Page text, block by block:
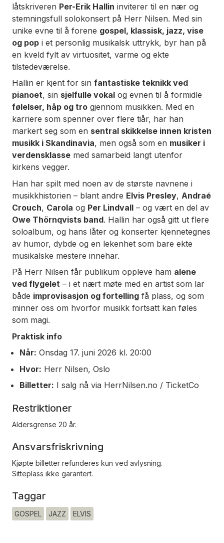
låtskriveren Per-Erik Hallin inviterer til en nær og
stemningsfull solokonsert på Herr Nilsen. Med sin
unike evne til å forene gospel, klassisk, jazz, vise
og pop i et personlig musikalsk uttrykk, byr han på
en kveld fylt av virtuositet, varme og ekte
tilstedeværelse.
Hallin er kjent for sin fantastiske teknikk ved
pianoet, sin sjelfulle vokal og evnen til å formidle
følelser, håp og tro gjennom musikken. Med en
karriere som spenner over flere tiår, har han
markert seg som en sentral skikkelse innen kristen
musikk i Skandinavia, men også som en musiker i
verdensklasse med samarbeid langt utenfor
kirkens vegger.
Han har spilt med noen av de største navnene i
musikkhistorien – blant andre Elvis Presley, Andraé
Crouch, Carola og Per Lindvall – og vært en del av
Owe Thörnqvists band. Hallin har også gitt ut flere
soloalbum, og hans låter og konserter kjennetegnes
av humor, dybde og en lekenhet som bare ekte
musikalske mestere innehar.
På Herr Nilsen får publikum oppleve ham alene
ved flygelet – i et nært møte med en artist som lar
både improvisasjon og fortelling få plass, og som
minner oss om hvorfor musikk fortsatt kan føles
som magi.
Praktisk info
Når: Onsdag 17. juni 2026 kl. 20:00
Hvor: Herr Nilsen, Oslo
Billetter: I salg nå via HerrNilsen.no / TicketCo
Restriktioner
Aldersgrense 20 år.
Ansvarsfriskrivning
Kjøpte billetter refunderes kun ved avlysning.
Sitteplass ikke garantert.
Taggar
GOSPEL JAZZ ELVIS